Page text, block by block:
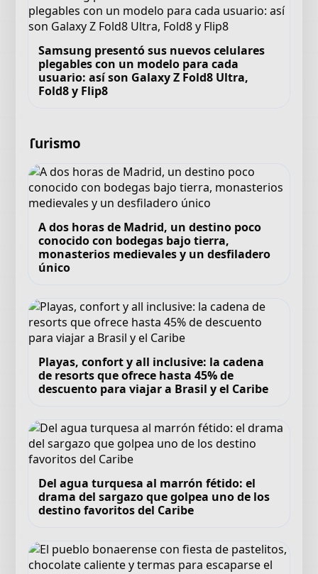
Samsung presentó sus nuevos celulares
plegables con un modelo para cada
usuario: así son Galaxy Z Fold8 Ultra,
Fold8 y Flip8
Turismo
A dos horas de Madrid, un destino poco
conocido con bodegas bajo tierra,
monasterios medievales y un desfiladero
único
Playas, confort y all inclusive: la cadena
de resorts que ofrece hasta 45% de
descuento para viajar a Brasil y el Caribe
Del agua turquesa al marrón fétido: el
drama del sargazo que golpea uno de los
destino favoritos del Caribe